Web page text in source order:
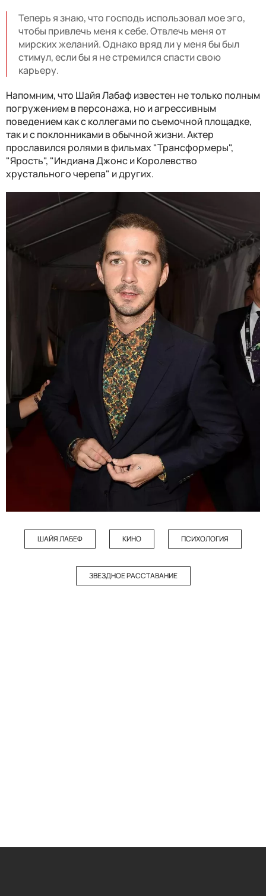
Теперь я знаю, что господь использовал мое эго,
чтобы привлечь меня к себе. Отвлечь меня от
мирских желаний. Однако вряд ли у меня бы был
стимул, если бы я не стремился спасти свою
карьеру.
Напомним, что Шайя Лабаф известен не только полным
погружением в персонажа, но и агрессивным
поведением как с коллегами по съемочной площадке,
так и с поклонниками в обычной жизни. Актер
прославился ролями в фильмах "Трансформеры",
"Ярость", "Индиана Джонс и Королевство
хрустального черепа" и других.
ШАЙЯ ЛАБЕФ КИНО ПСИХОЛОГИЯ
ЗВЕЗДНОЕ РАССТАВАНИЕ